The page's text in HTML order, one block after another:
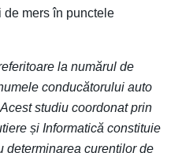
mers în punctele
la numărul de
conducătorului auto
studiu coordonat prin
și Informatică constituie
determinarea curenților de